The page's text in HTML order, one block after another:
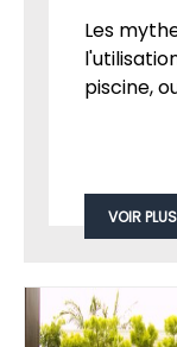
Les
piscine,
VOIR PLUS